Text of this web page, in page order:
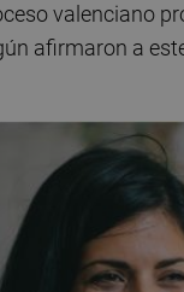
valenciano
afirmaron a